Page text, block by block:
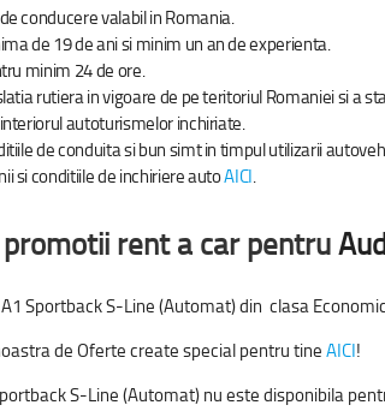
conducere valabil in Romania.
de 19 de ani si minim un an de experienta.
minim 24 de ore.
rutiera in vigoare de pe teritoriul Romaniei si a
autoturismelor inchiriate.
de conduita si bun simt in timpul utilizarii
si conditiile de inchiriere autoAICI.
rent a car pentru
Sportback S-Line (Automat) din clasa
de Oferte create special pentru tineAICI!
S-Line (Automat) nu este disponibila